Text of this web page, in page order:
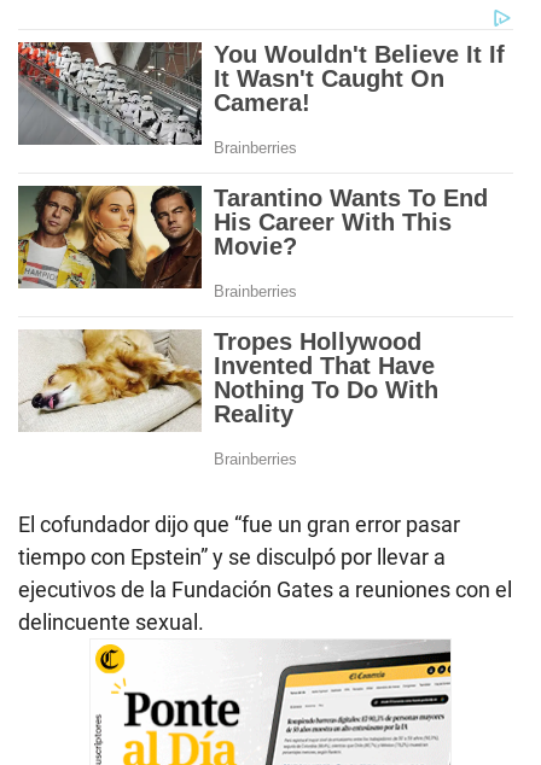
El cofundador dijo que “fue un gran error pasar
tiempo con Epstein” y se disculpó por llevar a
ejecutivos de la Fundación Gates a reuniones con el
delincuente sexual.